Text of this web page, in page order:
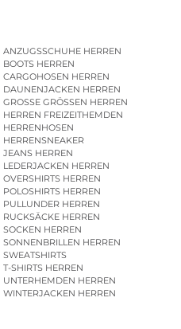
ANZUGSSCHUHE HERREN
BOOTS HERREN
CARGOHOSEN HERREN
DAUNENJACKEN HERREN
GROSSE GRÖSSEN HERREN
HERREN FREIZEITHEMDEN
HERRENHOSEN
HERRENSNEAKER
JEANS HERREN
LEDERJACKEN HERREN
OVERSHIRTS HERREN
POLOSHIRTS HERREN
PULLUNDER HERREN
RUCKSÄCKE HERREN
SOCKEN HERREN
SONNENBRILLEN HERREN
SWEATSHIRTS
T-SHIRTS HERREN
UNTERHEMDEN HERREN
WINTERJACKEN HERREN